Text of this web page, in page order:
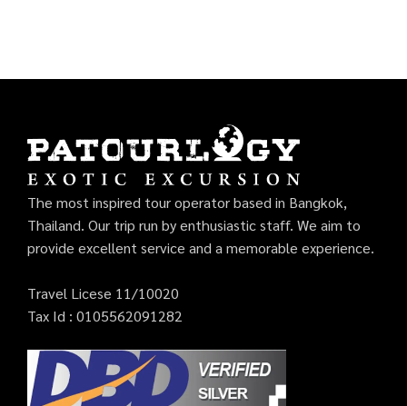
The most inspired tour operator based in Bangkok,
Thailand. Our trip run by enthusiastic staff. We aim to
provide excellent service and a memorable experience.
Travel Licese 11/10020
Tax Id : 0105562091282